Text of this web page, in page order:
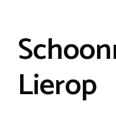
Lierop